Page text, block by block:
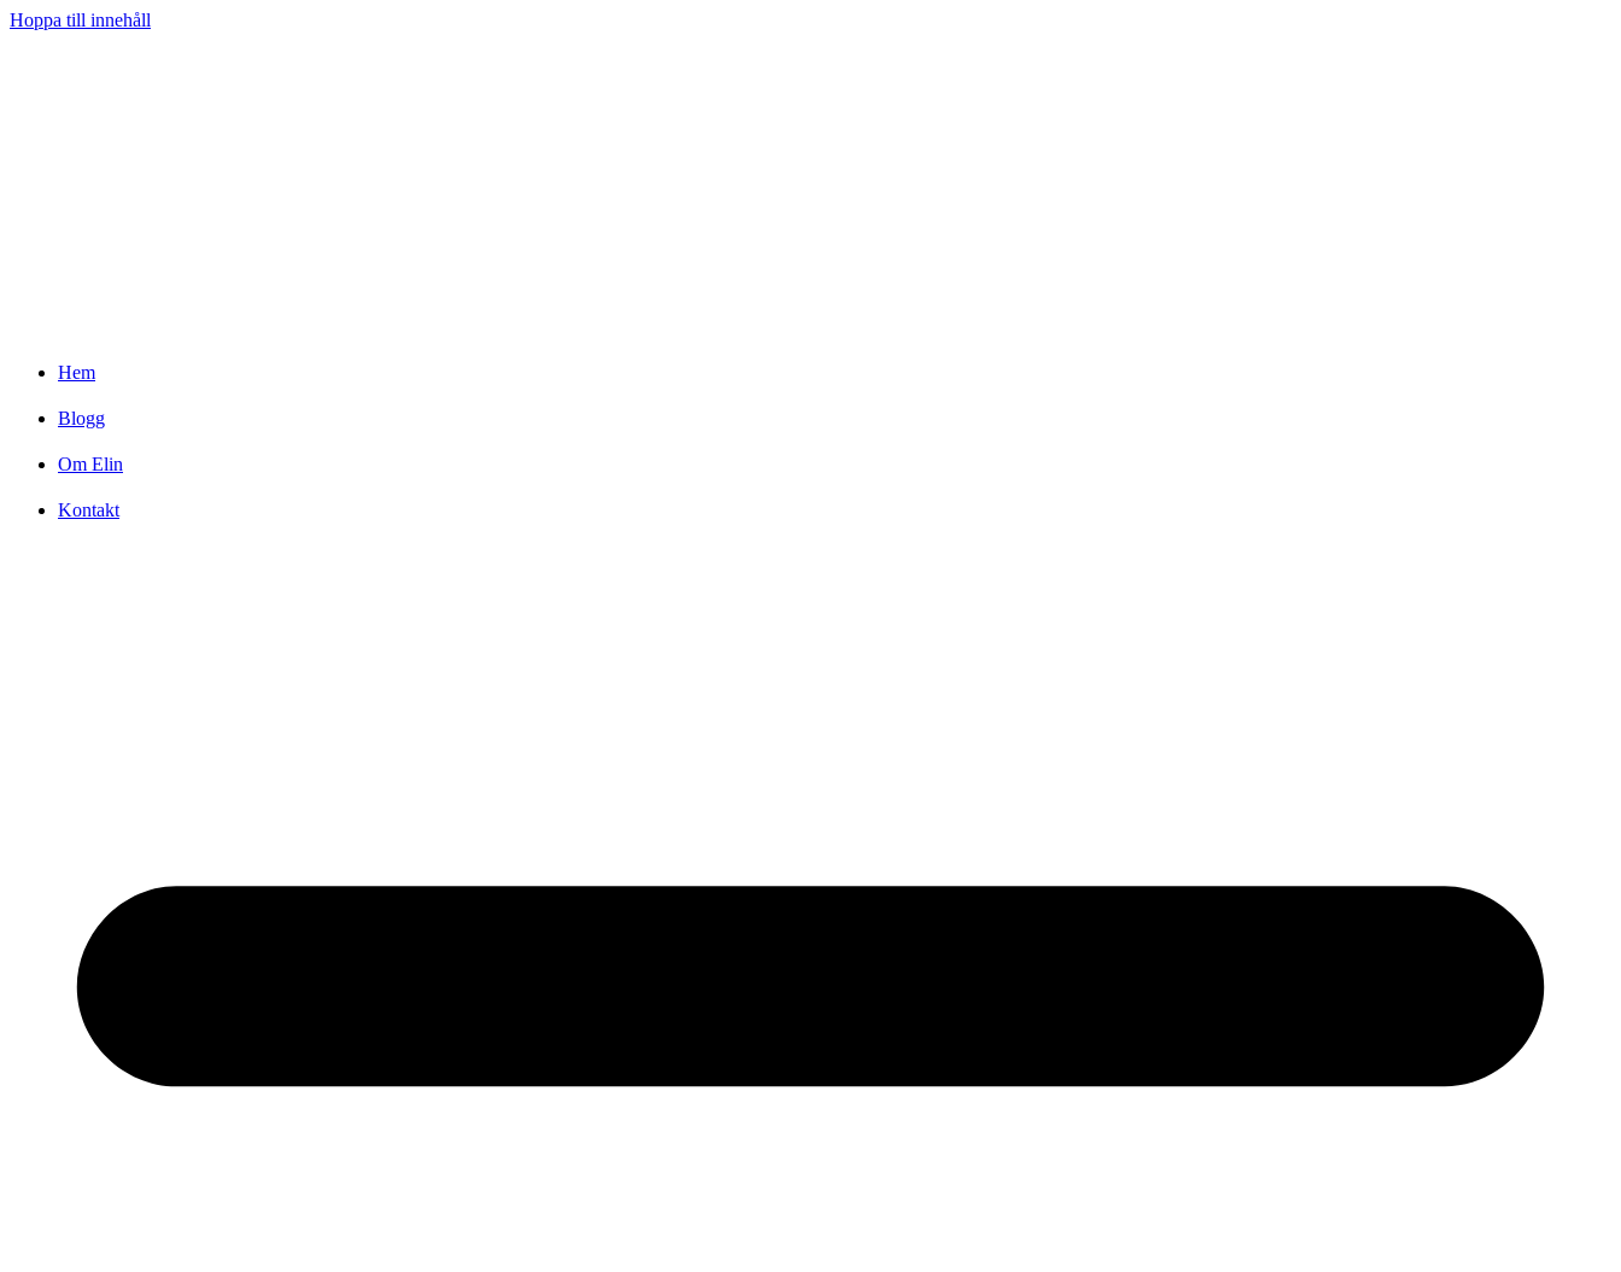
Hoppa till innehåll
Hem
Blogg
Om Elin
Kontakt